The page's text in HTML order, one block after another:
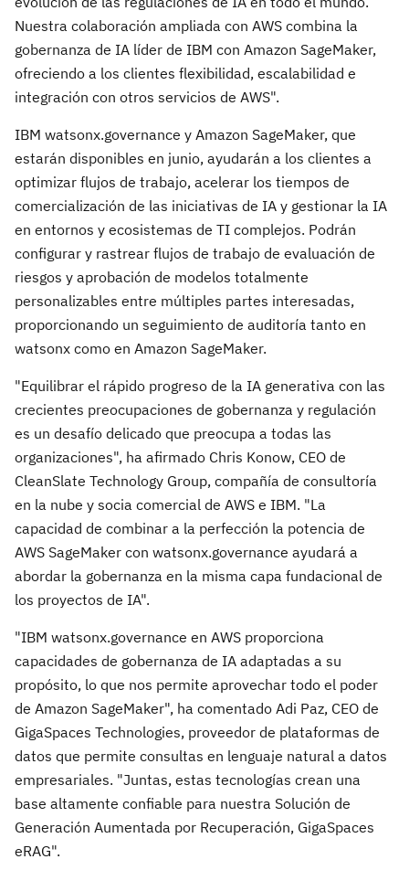
Nuestra colaboración ampliada con AWS combina la
gobernanza de IA líder de IBM con Amazon SageMaker,
ofreciendo a los clientes flexibilidad, escalabilidad e
integración con otros servicios de AWS".
IBM watsonx.governance y Amazon SageMaker, que
estarán disponibles en junio, ayudarán a los clientes a
optimizar flujos de trabajo, acelerar los tiempos de
comercialización de las iniciativas de IA y gestionar la IA
en entornos y ecosistemas de TI complejos. Podrán
configurar y rastrear flujos de trabajo de evaluación de
riesgos y aprobación de modelos totalmente
personalizables entre múltiples partes interesadas,
proporcionando un seguimiento de auditoría tanto en
watsonx como en Amazon SageMaker.
"Equilibrar el rápido progreso de la IA generativa con las
crecientes preocupaciones de gobernanza y regulación
es un desafío delicado que preocupa a todas las
organizaciones", ha afirmado Chris Konow, CEO de
CleanSlate Technology Group, compañía de consultoría
en la nube y socia comercial de AWS e IBM. "La
capacidad de combinar a la perfección la potencia de
AWS SageMaker con watsonx.governance ayudará a
abordar la gobernanza en la misma capa fundacional de
los proyectos de IA".
"IBM watsonx.governance en AWS proporciona
capacidades de gobernanza de IA adaptadas a su
propósito, lo que nos permite aprovechar todo el poder
de Amazon SageMaker", ha comentado Adi Paz, CEO de
GigaSpaces Technologies, proveedor de plataformas de
datos que permite consultas en lenguaje natural a datos
empresariales. "Juntas, estas tecnologías crean una
base altamente confiable para nuestra Solución de
Generación Aumentada por Recuperación, GigaSpaces
eRAG".